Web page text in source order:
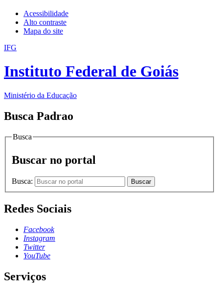
Acessibilidade
Alto contraste
Mapa do site
IFG
Instituto Federal de Goiás
Ministério da Educação
Busca Padrao
Busca
Buscar no portal
Busca: Buscar
Redes Sociais
Facebook
Instagram
Twitter
YouTube
Serviços